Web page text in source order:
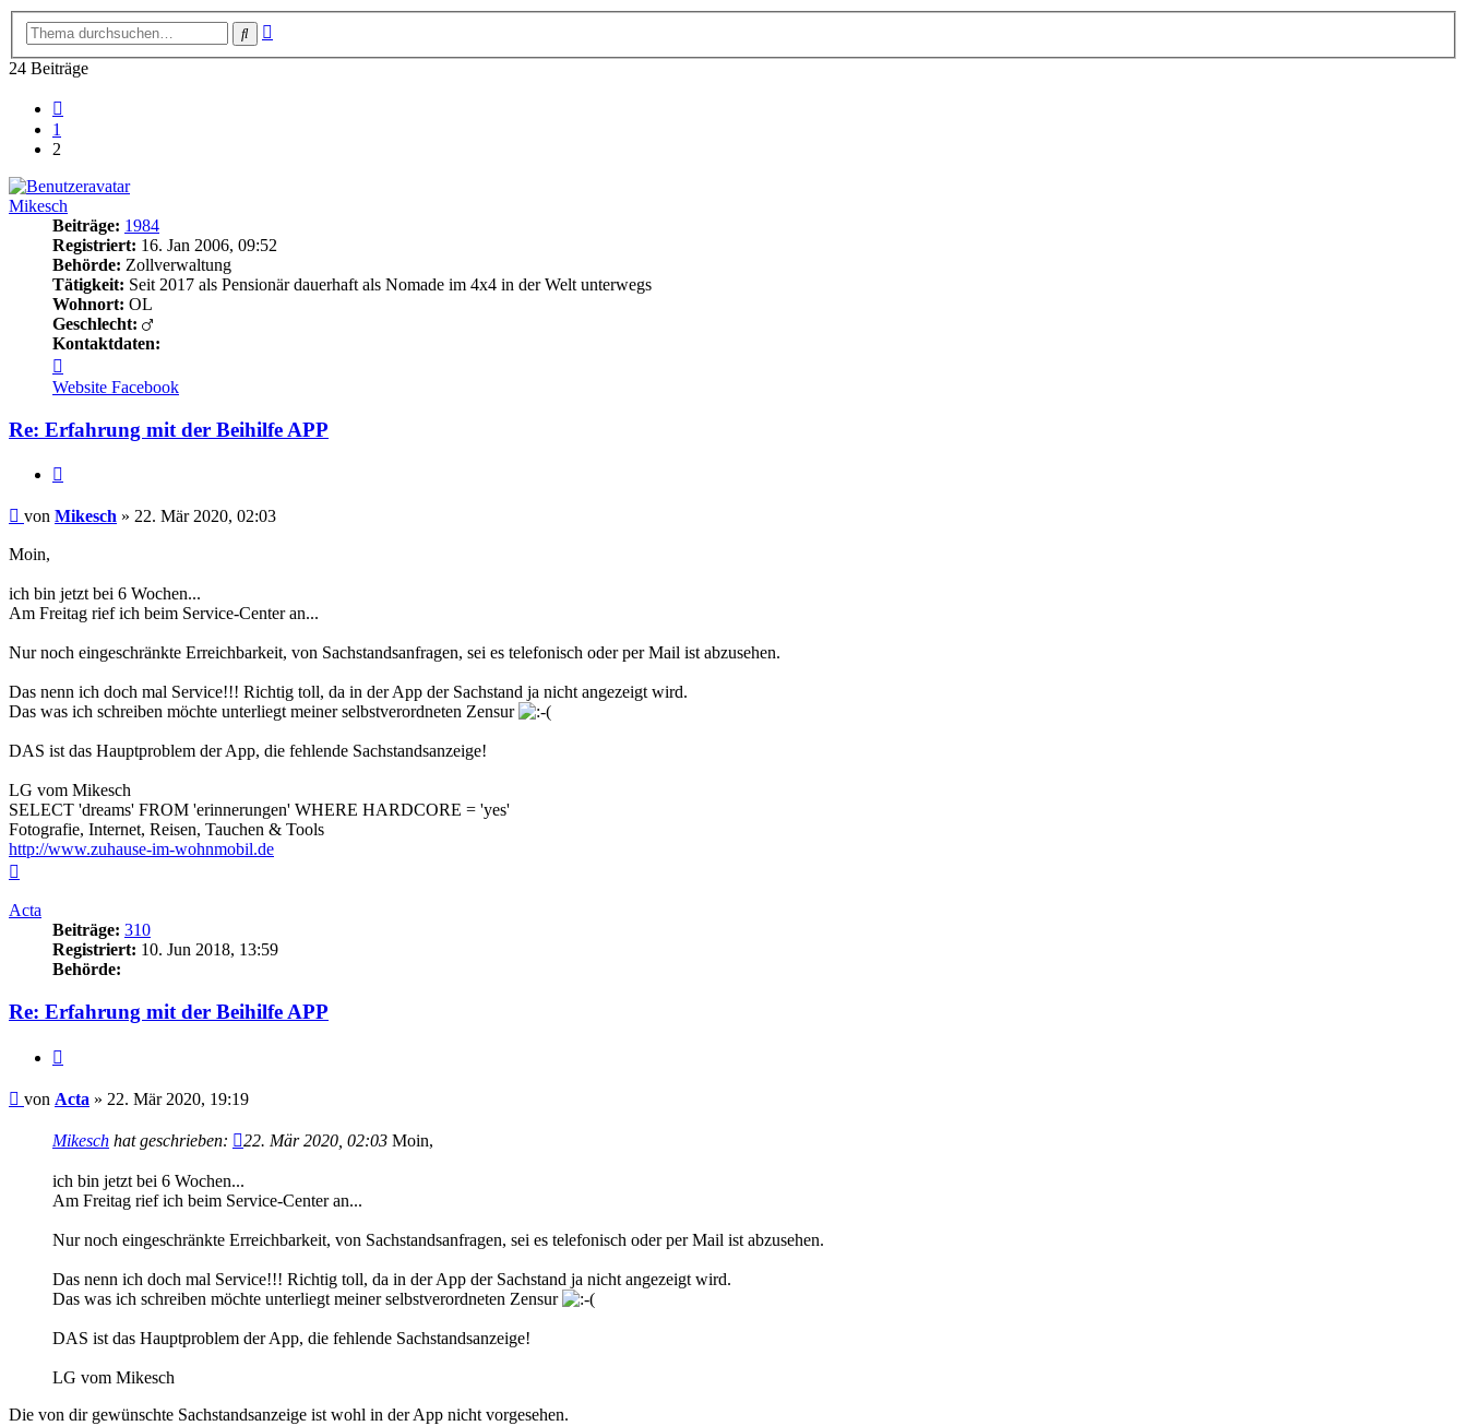
Suche
24 Beiträge
1
2
Mikesch
Beiträge: 1984
Registriert: 16. Jan 2006, 09:52
Behörde: Zollverwaltung
Tätigkeit: Seit 2017 als Pensionär dauerhaft als Nomade im 4x4 in der Welt unterwegs
Wohnort: OL
Geschlecht:
Kontaktdaten:
von
Mikesch
Website Facebook
Re: Erfahrung mit der Beihilfe APP
Beitrag
von Mikesch » 22. Mär 2020, 02:03
Moin,
ich bin jetzt bei 6 Wochen...
Am Freitag rief ich beim Service-Center an...
Nur noch eingeschränkte Erreichbarkeit, von Sachstandsanfragen, sei es telefonisch oder per Mail ist abzusehen.
Das nenn ich doch mal Service!!! Richtig toll, da in der App der Sachstand ja nicht angezeigt wird.
Das was ich schreiben möchte unterliegt meiner selbstverordneten Zensur
DAS ist das Hauptproblem der App, die fehlende Sachstandsanzeige!
LG vom Mikesch
SELECT 'dreams' FROM 'erinnerungen' WHERE HARDCORE = 'yes'
Fotografie, Internet, Reisen, Tauchen & Tools
http://www.zuhause-im-wohnmobil.de
Acta
Beiträge: 310
Registriert: 10. Jun 2018, 13:59
Behörde:
Re: Erfahrung mit der Beihilfe APP
Beitrag
von Acta » 22. Mär 2020, 19:19
Mikesch hat geschrieben: 22. Mär 2020, 02:03 Moin,
ich bin jetzt bei 6 Wochen...
Am Freitag rief ich beim Service-Center an...
Nur noch eingeschränkte Erreichbarkeit, von Sachstandsanfragen, sei es telefonisch oder per Mail ist abzusehen.
Das nenn ich doch mal Service!!! Richtig toll, da in der App der Sachstand ja nicht angezeigt wird.
Das was ich schreiben möchte unterliegt meiner selbstverordneten Zensur
DAS ist das Hauptproblem der App, die fehlende Sachstandsanzeige!
LG vom Mikesch
Die von dir gewünschte Sachstandsanzeige ist wohl in der App nicht vorgesehen.